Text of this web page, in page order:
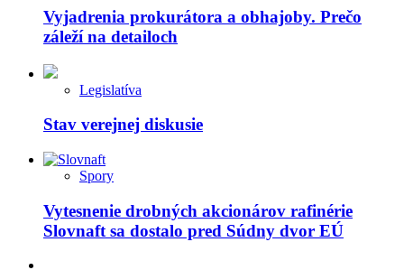
Vyjadrenia prokurátora a obhajoby. Prečo
záleží na detailoch
Legislatíva
Stav verejnej diskusie
Spory
Vytesnenie drobných akcionárov rafinérie
Slovnaft sa dostalo pred Súdny dvor EÚ